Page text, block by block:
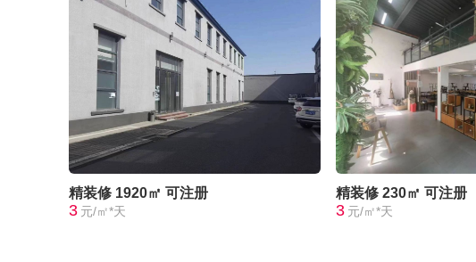
精装修 1920㎡ 可注册
3 元/㎡*天
精装修 230㎡ 可注册
3 元/㎡*天